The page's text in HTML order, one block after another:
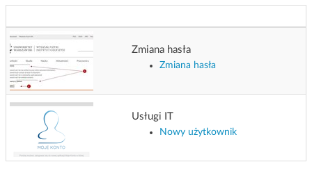
a
a
Zmiana hasła
Zmiana hasła
Usługi IT
Nowy użytkownik